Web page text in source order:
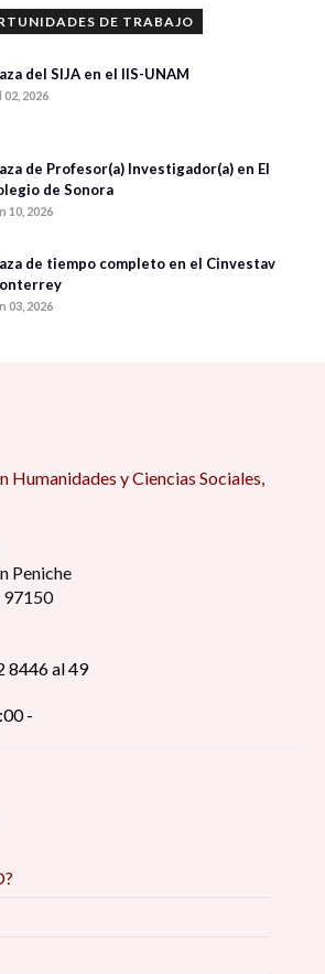
DE TRABAJO
del SIJA en el IIS-UNAM
02, 2026
de Profesor(a) Investigador(a) en El
de Sonora
10, 2026
de tiempo completo en el Cinvestav
03, 2026
Humanidades y Ciencias Sociales,
Peniche
97150
8446 al 49
-